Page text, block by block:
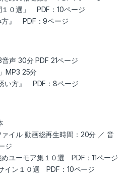
１０選」 PDF：10ページ
方』 PDF：9ページ
音声 30分 PDF 21ページ
MP3 25分
い方』 PDF：8ページ
イル 動画総再生時間：20分 ／ 音
ジ
ユーモア集１０選 PDF：11ページ
イン１０選 PDF：10ページ